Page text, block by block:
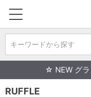
キーワードから探す
☆ NEW グ
RUFFLE